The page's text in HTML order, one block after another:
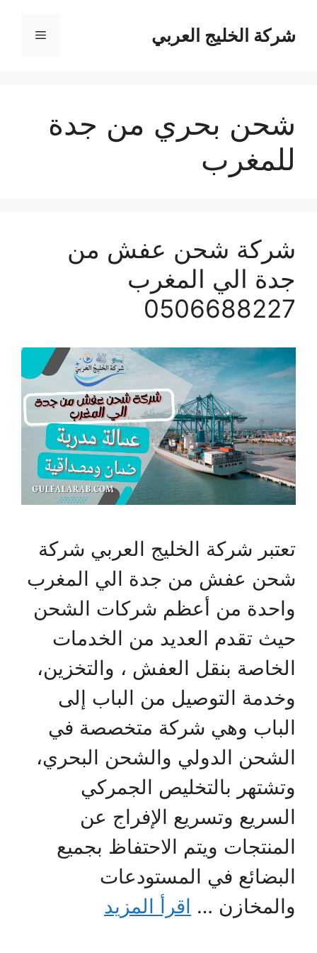
المحتوىشركة الخليج العربي القائمة
شحن بحري من جدة
للمغرب
شركة شحن عفش من
جدة الي المغرب
0506688227
تعتبر شركة الخليج العربي شركة
شحن عفش من جدة الي المغرب
واحدة من أعظم شركات الشحن
حيث تقدم العديد من الخدمات
الخاصة بنقل العفش ، والتخزين،
وخدمة التوصيل من الباب إلى
الباب وهي شركة متخصصة في
الشحن الدولي والشحن البحري،
وتشتهر بالتخليص الجمركي
السريع وتسريع الإفراج عن
المنتجات ويتم الاحتفاظ بجميع
البضائع في المستودعات
والمخازن … اقرأ المزيد